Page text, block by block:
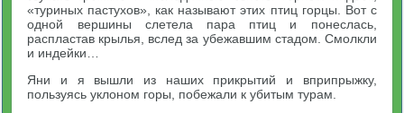
«туриных пастухов», как называют этих птиц горцы. Вот с
одной вершины слетела пара птиц и понеслась,
распластав крылья, вслед за убежавшим стадом. Смолкли
и индейки…
Яни и я вышли из наших прикрытий и вприпрыжку,
пользуясь уклоном горы, побежали к убитым турам.